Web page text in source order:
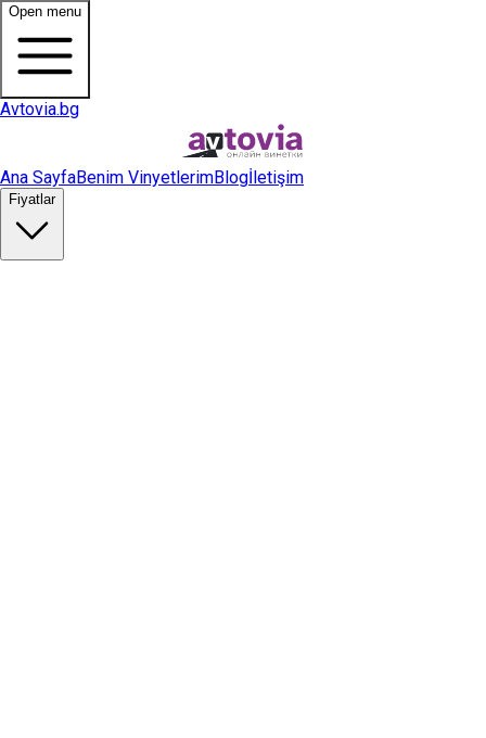
Open menu
Avtovia.bg
Ana SayfaBenim VinyetlerimBlogİletişim
Fiyatlar